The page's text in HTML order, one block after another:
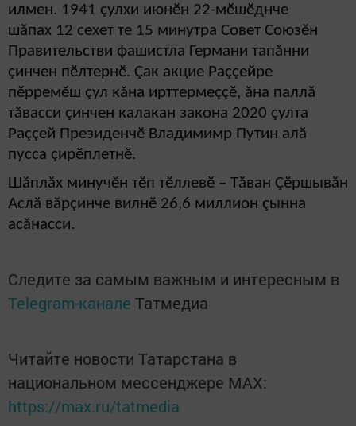
илмен. 1941 çулхи июнӗн 22-мӗшӗднче
шăпах 12 сехет те 15 минутра Совет Союзӗн
Правительстви фашистла Германи тапăнни
çинчен пӗлтернӗ. Çак акцие Раççейре
пӗрремӗш çул кăна ирттермеççӗ, ăна паллă
тăвасси çинчен калакан закона 2020 çулта
Раççей Президенчӗ Владимимр Путин алă
пусса çирӗплетнӗ.
Шăплăх минучӗн тӗп тӗллевӗ – Тăван Çӗршывăн
Аслă вăрçинче вилнӗ 26,6 миллион çынна
асăнасси.
Следите за самым важным и интересным в
Telegram-канале Татмедиа
Читайте новости Татарстана в
национальном мессенджере MАХ:
https://max.ru/tatmedia